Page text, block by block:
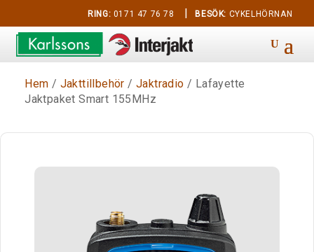
RING: 0171 47 76 78 | BESÖK: CYKELHÖRNAN
Hem / Jakttillbehör / Jaktradio / Lafayette
Jaktpaket Smart 155MHz